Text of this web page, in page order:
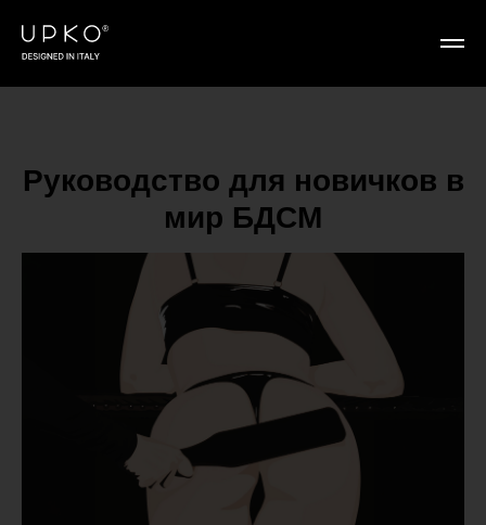
Руководство для новичков в
мир БДСМ